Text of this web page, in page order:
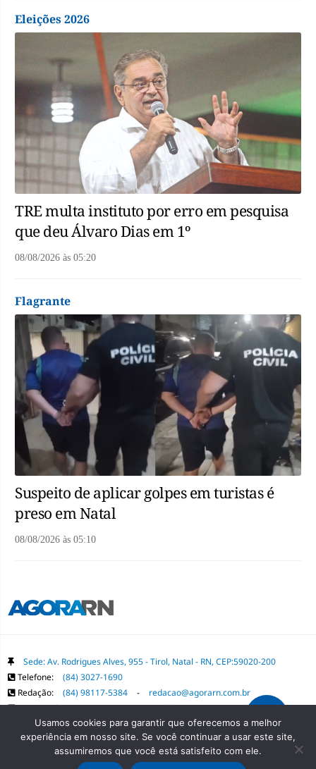
Eleições 2026
TRE multa instituto por erro em pesquisa
que deu Álvaro Dias em 1º
08/08/2026 às 05:20
Flagrante
Suspeito de aplicar golpes em turistas é
preso em Natal
08/08/2026 às 05:10
Sede: Av. Rodrigues Alves, 955 - Tirol, Natal - RN, CEP:59020-200
Telefone:
(84) 3027-1690
Redação:
(84) 98117-5384 -
redacao@agorarn.com.br
Comercial: (84) 98117-1718 - publica@agorarn.com.br
Copyright Grupo Agora RN. Todos os direitos reservados. É proibida a
reprodução do conteúdo desta página em qualquer meio de comunicação,
Usamos cookies para garantir que oferecemos a melhor
experiência em nosso site. Se você continuar a usar este site,
assumiremos que você está satisfeito com ele.